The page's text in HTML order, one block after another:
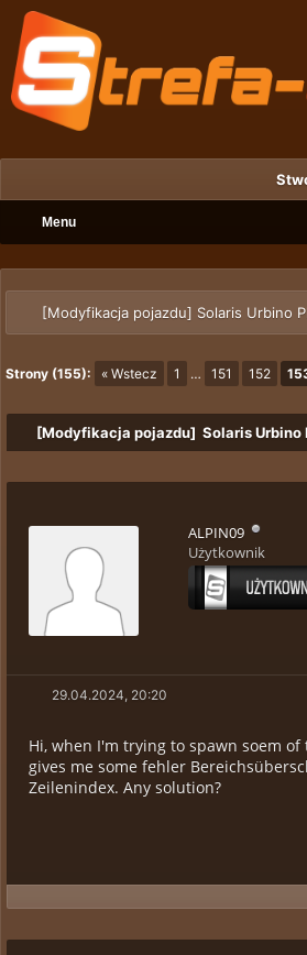
Menu
[Modyfikacja pojazdu] Solaris Urbino
Strony (155): « Wstecz 1 … 151 152
[Modyfikacja pojazdu] Solaris Urbino
ALPIN09
Użytkownik
29.04.2024, 20:20
Hi, when I'm trying to spawn soem of
gives me some fehler
Zeilenindex. Any solution?